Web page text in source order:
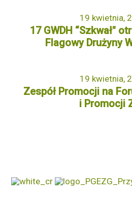
19 kwietnia,
17 GWDH “Szkwał"
Flagowy Drużyny
19 kwietnia,
Zespół Promocji na
i Promocji